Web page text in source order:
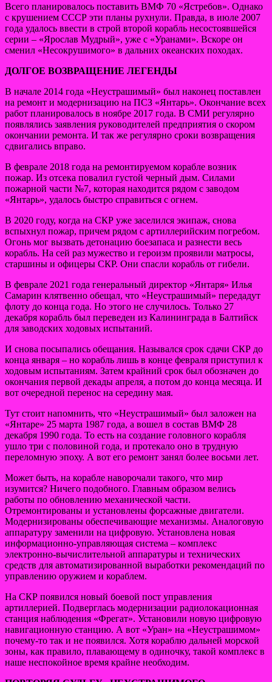
Всего планировалось поставить ВМФ 70 «Ястребов». Однако
с крушением СССР эти планы рухнули. Правда, в июле 2007
года удалось ввести в строй второй корабль несостоявшейся
серии – «Ярослав Мудрый», уже с «Уранами». Вскоре он
сменил «Несокрушимого» в дальних океанских походах.
ДОЛГОЕ ВОЗВРАЩЕНИЕ ЛЕГЕНДЫ
В начале 2014 года «Неустрашимый» был наконец поставлен
на ремонт и модернизацию на ПСЗ «Янтарь». Окончание всех
работ планировалось в ноябре 2017 года. В СМИ регулярно
появлялись заявления руководителей предприятия о скором
окончании ремонта. И так же регулярно сроки возвращения
сдвигались вправо.
В феврале 2018 года на ремонтируемом корабле возник
пожар. Из отсека повалил густой черный дым. Силами
пожарной части №7, которая находится рядом с заводом
«Янтарь», удалось быстро справиться с огнем.
В 2020 году, когда на СКР уже заселился экипаж, снова
вспыхнул пожар, причем рядом с артиллерийским погребом.
Огонь мог вызвать детонацию боезапаса и разнести весь
корабль. На сей раз мужество и героизм проявили матросы,
старшины и офицеры СКР. Они спасли корабль от гибели.
В феврале 2021 года генеральный директор «Янтаря» Илья
Самарин клятвенно обещал, что «Неустрашимый» передадут
флоту до конца года. Но этого не случилось. Только 27
декабря корабль был переведен из Калининграда в Балтийск
для заводских ходовых испытаний.
И снова посыпались обещания. Назывался срок сдачи СКР до
конца января – но корабль лишь в конце февраля приступил к
ходовым испытаниям. Затем крайний срок был обозначен до
окончания первой декады апреля, а потом до конца месяца. И
вот очередной перенос на середину мая.
Тут стоит напомнить, что «Неустрашимый» был заложен на
«Янтаре» 25 марта 1987 года, а вошел в состав ВМФ 28
декабря 1990 года. То есть на создание головного корабля
ушло три с половиной года, и протекало оно в трудную
переломную эпоху. А вот его ремонт занял более восьми лет.
Может быть, на корабле наворочали такого, что мир
изумится? Ничего подобного. Главным образом велись
работы по обновлению механической части.
Отремонтированы и установлены форсажные двигатели.
Модернизированы обеспечивающие механизмы. Аналоговую
аппаратуру заменили на цифровую. Установлена новая
информационно-управляющая система – комплекс
электронно-вычислительной аппаратуры и технических
средств для автоматизированной выработки рекомендаций по
управлению оружием и кораблем.
На СКР появился новый боевой пост управления
артиллерией. Подверглась модернизации радиолокационная
станция наблюдения «Фрегат». Установили новую цифровую
навигационную станцию. А вот «Уран» на «Неустрашимом»
почему-то так и не появился. Хотя кораблю дальней морской
зоны, как правило, плавающему в одиночку, такой комплекс в
наше неспокойное время крайне необходим.